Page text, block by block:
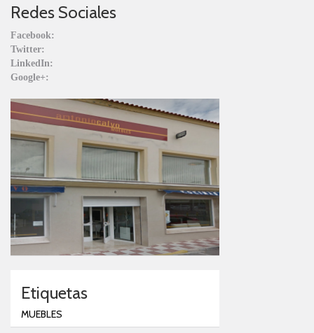
Redes Sociales
Facebook:
Twitter:
LinkedIn:
Google+:
Etiquetas
MUEBLES